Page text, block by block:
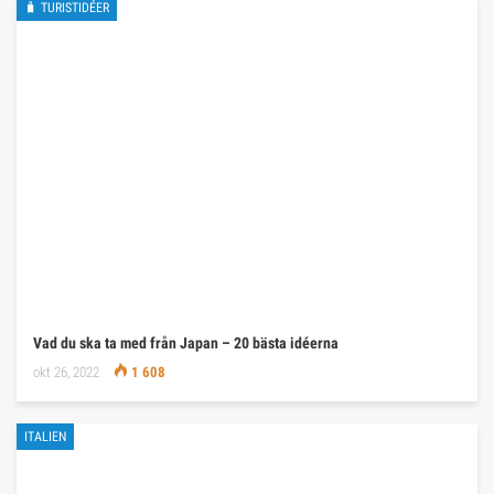
🧳 TURISTIDÉER
Vad du ska ta med från Japan – 20 bästa idéerna
okt 26, 2022 1 608
ITALIEN